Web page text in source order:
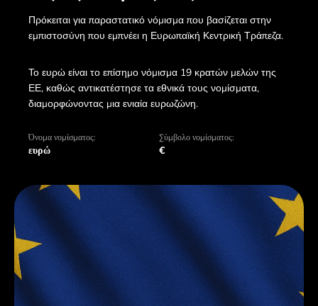
Πρόκειται για παραστατικό νόμισμα που βασίζεται στην
εμπιστοσύνη που εμπνέει η Ευρωπαϊκή Κεντρική Τράπεζα.
Το ευρώ είναι το επίσημο νόμισμα 19 κρατών μελών της
ΕΕ, καθώς αντικατέστησε τα εθνικά τους νομίσματα,
διαμορφώνοντας μια ενιαία ευρωζώνη.
Όνομα νομίσματος:
ευρώ
Σύμβολο νομίσματος:
€